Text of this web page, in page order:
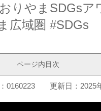
りやまSDGsア
広域圏 #SDGs
ページ内目次
0160223 更新日：2025